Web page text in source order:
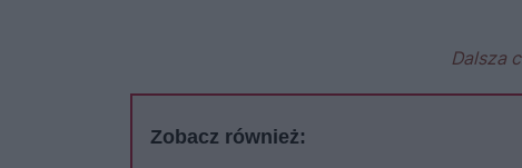
Dalsza
Zobacz również: